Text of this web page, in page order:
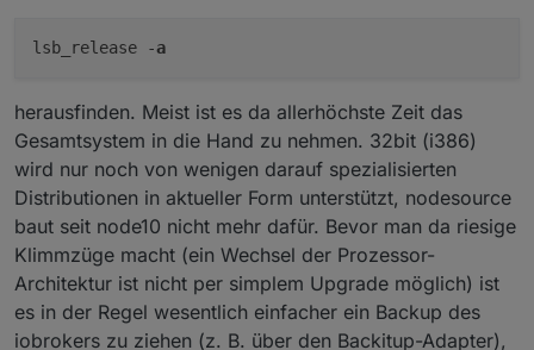
lsb_release -a
herausfinden. Meist ist es da allerhöchste Zeit das
Gesamtsystem in die Hand zu nehmen. 32bit (i386)
wird nur noch von wenigen darauf spezialisierten
Distributionen in aktueller Form unterstützt, nodesource
baut seit node10 nicht mehr dafür. Bevor man da riesige
Klimmzüge macht (ein Wechsel der Prozessor-
Architektur ist nicht per simplem Upgrade möglich) ist
es in der Regel wesentlich einfacher ein Backup des
iobrokers zu ziehen (z. B. über den Backitup-Adapter),